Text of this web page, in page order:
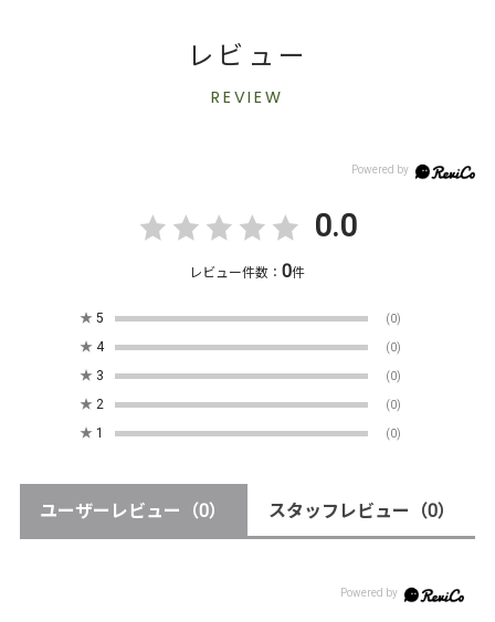
レビュー
REVIEW
0.0
レビュー件数：0件
★ 5 (0)
★ 4 (0)
★ 3 (0)
★ 2 (0)
★ 1 (0)
ユーザーレビュー （0） スタッフレビュー （0）